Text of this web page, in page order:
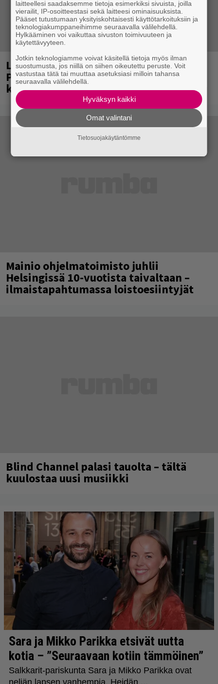
Laittomasta graffitista kiinni jäänyt
Paavo Arhinmäki jälleen spraypullo
kädessä – näitä puolueita ei kiinnosta
Mainio ohjelmatoimisto juhlii
Helsingissä 10-vuotista taivaltaan –
ilmaistapahtumassa loistoesiintyjät
Blind Channel palasi tauolta – tältä
kuulostaa uusi musiikki
laitteellesi saadaksemme tietoja esimerkiksi sivuista, joilla
vierailit, IP-osoitteestasi sekä laitteesi ominaisuuksista.
Pääset tutustumaan yksityiskohtaisesti käyttötarkoituksiin ja
teknologiakumppaneihimme seuraavalla välilehdellä.
Hylkääminen voi vaikuttaa sivuston toimivuuteen ja
käytettävyyteen.
Jotkin teknologiamme voivat käsitellä tietoja myös ilman
suostumusta, jos niillä on siihen oikeutettu peruste. Voit
vastustaa tätä tai muuttaa asetuksiasi milloin tahansa
seuraavalla välilehdellä.
Hyväksyn kaikki
Omat valintani
Tietosuojakäytäntömme